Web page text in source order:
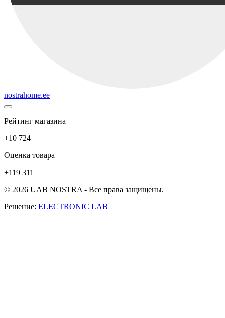
nostrahome.ee
Рейтинг магазина
+10 724
Оценка товара
+119 311
© 2026 UAB NOSTRA - Все права защищены.
Решение: ELECTRONIC LAB